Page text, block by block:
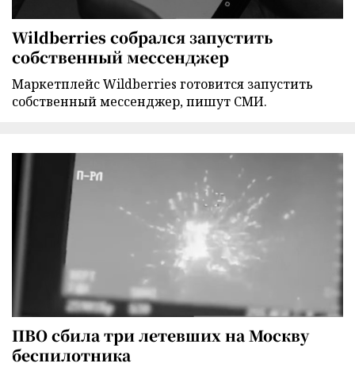
Wildberries собрался запустить
собственный мессенджер
Маркетплейс Wildberries готовится запустить
собственный мессенджер, пишут СМИ.
ПВО сбила три летевших на Москву
беспилотника